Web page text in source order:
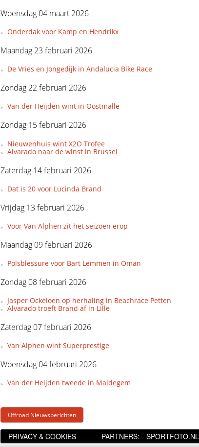
Woensdag 04 maart 2026
Onderdak voor Kamp en Hendrikx
Maandag 23 februari 2026
De Vries en Jongedijk in Andalucia Bike Race
Zondag 22 februari 2026
Van der Heijden wint in Oostmalle
Zondag 15 februari 2026
Nieuwenhuis wint X2O Trofee
Alvarado naar de winst in Brussel
Zaterdag 14 februari 2026
Dat is 20 voor Lucinda Brand
Vrijdag 13 februari 2026
Voor Van Alphen zit het seizoen erop
Maandag 09 februari 2026
Polsblessure voor Bart Lemmen in Oman
Zondag 08 februari 2026
Jasper Ockeloen op herhaling in Beachrace Petten
Alvarado troeft Brand af in Lille
Zaterdag 07 februari 2026
Van Alphen wint Superprestige
Woensdag 04 februari 2026
Van der Heijden tweede in Maldegem
Offroad Nieuwsberichten
PRIVACY & COOKIES PARTNERS: SPORTFOTO.NL